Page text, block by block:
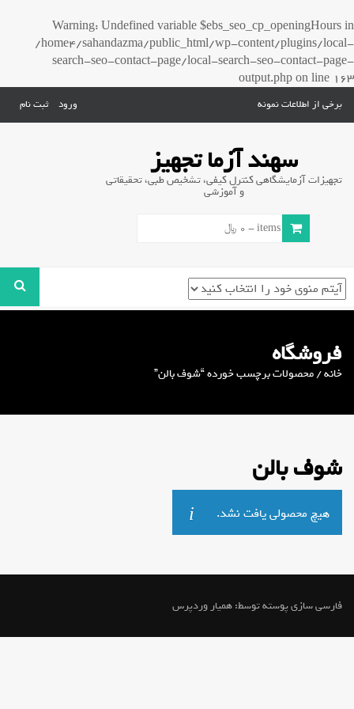
Warning: Undefined variable $ebs_seo_cp_openingHours in
/home4/sahandazma/public_html/wp-content/plugins/local-
search-seo-contact-page/local-search-seo-contact-page-
output.phpon line 163
برخی از اطلاعات نمونه ورود ثبت نام
سهند آزما تجهیز
تجهیزات آزمایشگاهی کنترل کیفی، تشخیص طبی، تحقیقاتی
و آموزشی
0 ﷼
فروشگاه
خانه/ محصولات برچسب خورده “شوف بالن”
شوف بالن
هیچ محصولی یافت نشد.
فارسی سازی پوسته توسط:همیار وردپرس